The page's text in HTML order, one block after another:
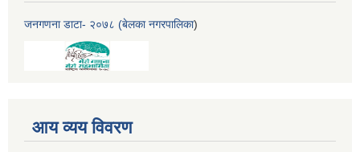
जनगणना डाटा- २०७८ (बेलका नगरपालिका)
आय व्यय विवरण